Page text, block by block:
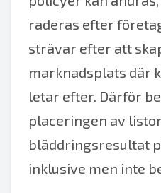
raderas efter
strävar efter att
marknadsplats där
letar efter. Därför
placeringen av
bläddringsresultat
inklusive men inte